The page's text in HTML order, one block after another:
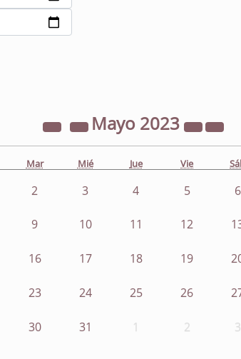
Mayo 2023
Mar Mié Jue Vie
2 3 4 5 6
9 10 11 12
16 17 18 19
23 24 25 26
30 31 1 2 3